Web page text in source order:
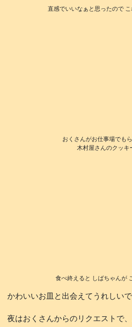
直感でいいなぁと思ったので こ
おくさんがお仕事場でも
木村屋さんのクッキ
食べ終えると しばちゃんが
かわいいお皿と出会えてうれしい
夜はおくさんからのリクエストで